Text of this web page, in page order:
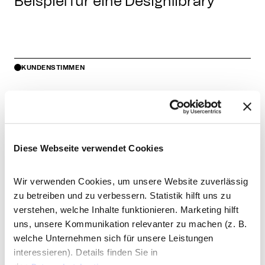
Diese Webseite verwendet Cookies
Wir verwenden Cookies, um unsere Website zuverlässig
zu betreiben und zu verbessern. Statistik hilft uns zu
verstehen, welche Inhalte funktionieren. Marketing hilft
uns, unsere Kommunikation relevanter zu machen (z. B.
welche Unternehmen sich für unsere Leistungen
interessieren). Details finden Sie in
KUNDENSTIMMEN
Wir sind durch Empfehlung auf
Reizwerk gestoßen, und immer
wieder aufs Neue begeistert von
professionellen Arbeitsweise. Die
Designergebnisse helfen
wiederum unseren eigenen
Kunden besser mit unser
Software zu arbeiten. Außerdem